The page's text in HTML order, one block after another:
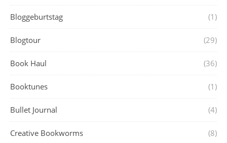
Bloggeburtstag (1)
Blogtour (29)
Book Haul (36)
Booktunes (1)
Bullet Journal (4)
Creative Bookworms (8)